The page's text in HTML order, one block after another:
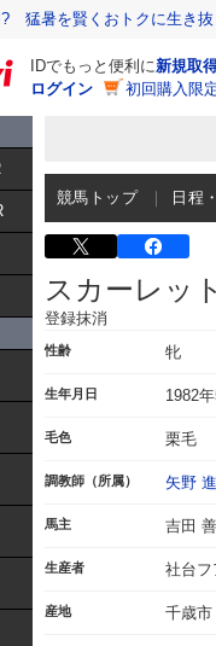
猛暑を賢くおトクに生き抜
IDでもっと便利に新規取
ログイン
初回購入限
競馬トップ 日程
スカーレッ
登録抹消
性齢 牝
生年月日 1982
毛色 栗毛
調教師（所属） 矢野 進
馬主 吉田
生産者 社台フ
産地 千歳市